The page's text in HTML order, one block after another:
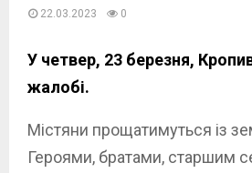
22.03.2023 0
У четвер, 23 березня,
жалобі.
Містяни прощатимуться із
Героями, братами, старшим